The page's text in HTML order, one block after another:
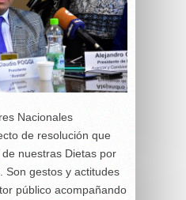
Nacionales
de resolución que
de nuestras Dietas por
Son gestos y actitudes
público acompañando